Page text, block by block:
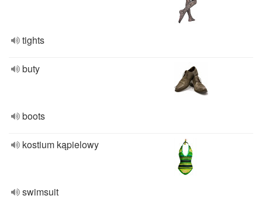
tights
buty
boots
kostium kąpielowy
swimsuit